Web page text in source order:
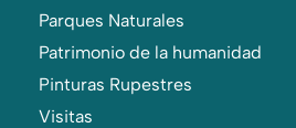
Parques Naturales
Patrimonio de la humanidad
Pinturas Rupestres
Visitas